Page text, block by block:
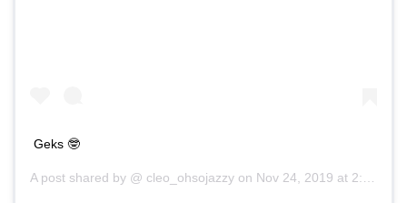
Geks 🤓
A post shared by @ cleo_ohsojazzy on Nov 24, 2019 at 2:20pm PST